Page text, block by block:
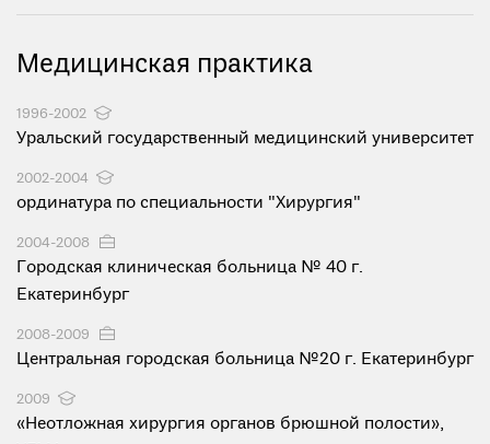
Медицинская практика
1996-2002
Уральский государственный медицинский университет
2002-2004
ординатура по специальности "Хирургия"
2004-2008
Городская клиническая больница № 40 г.
Екатеринбург
2008-2009
Центральная городская больница №20 г. Екатеринбург
2009
«Неотложная хирургия органов брюшной полости»,